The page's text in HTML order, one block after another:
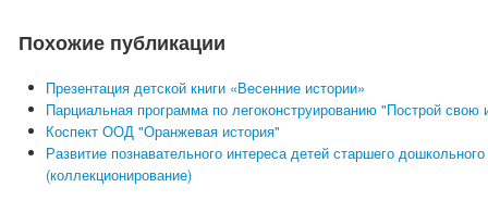
Похожие публикации
Презентация детской книги «Весенние истории»
Парциальная программа по легоконструированию "Построй свою
Коспект ООД "Оранжевая история"
Развитие познавательного интереса детей старшего
(коллекционирование)